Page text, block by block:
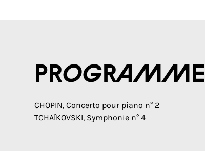
Programme
CHOPIN, Concerto pour piano n° 2
TCHAÏKOVSKI, Symphonie n° 4